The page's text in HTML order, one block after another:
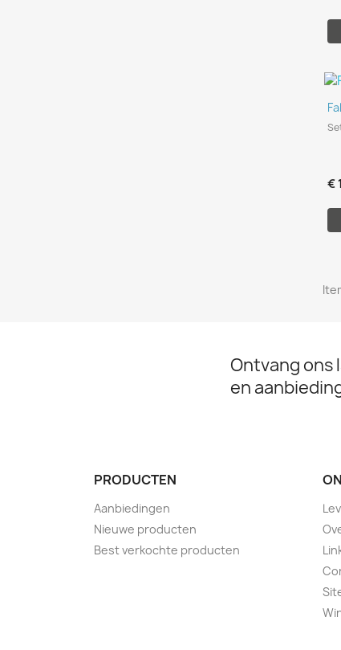
€
Ontvang ons
en
PRODUCTEN
Aanbiedingen
Nieuwe producten
Best verkochte producten